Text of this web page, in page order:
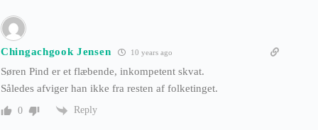
Chingachgook Jensen 10 years ago
Søren Pind er et flæbende, inkompetent skvat.
Således afviger han ikke fra resten af folketinget.
0 Reply